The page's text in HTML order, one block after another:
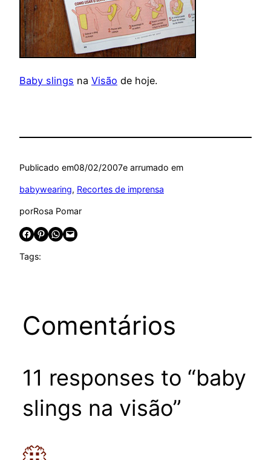
Baby slings na Visão de hoje.
Publicado em08/02/2007e arrumado em
babywearing, Recortes de imprensa
porRosa Pomar
Share on Facebook Share on Pinterest Share on WhatsApp Email this Page
Tags:
Comentários
11 responses to “baby
slings na visão”